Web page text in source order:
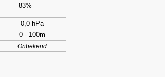
83%
0,0 hPa
0 - 100m
Onbekend